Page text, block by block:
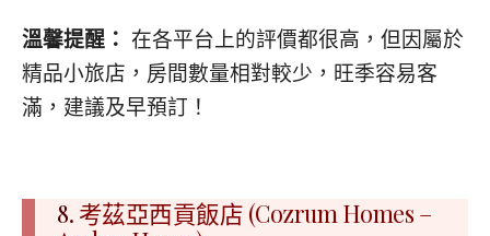
溫馨提醒： 在各平台上的評價都很高，但因屬於
精品小旅店，房間數量相對較少，旺季容易客
滿，建議及早預訂！
8. 考茲亞西貢飯店 (Cozrum Homes –